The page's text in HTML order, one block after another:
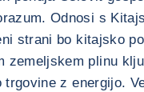
Odnosi s
strani bo kitajsko
zemeljskem plinu
z energijo.